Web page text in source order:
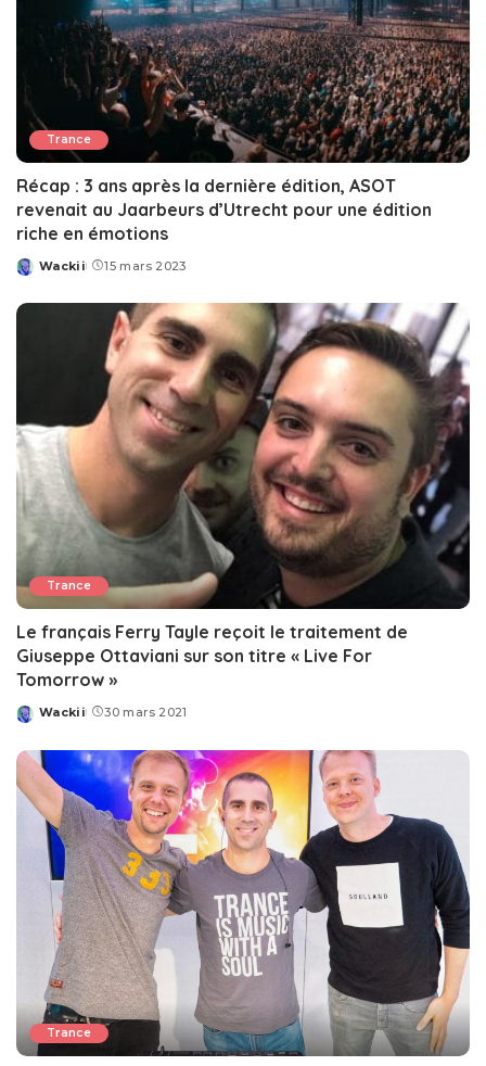
Trance
Récap : 3 ans après la dernière édition, ASOT
revenait au Jaarbeurs d’Utrecht pour une édition
riche en émotions
Posted
Wackii 15 mars 2023
Trance
Le français Ferry Tayle reçoit le traitement de
Giuseppe Ottaviani sur son titre « Live For
Tomorrow »
Posted
Wackii 30 mars 2021
Trance